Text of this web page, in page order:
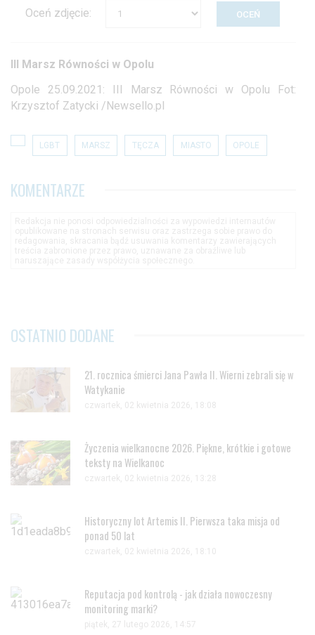
Oceń zdjęcie:
III Marsz Równości w Opolu
Opole 25.09.2021: III Marsz Równości w Opolu Fot:
Krzysztof Zatycki /Newsello.pl
LGBT MARSZ TĘCZA MIASTO OPOLE
KOMENTARZE
OSTATNIO DODANE
21. rocznica śmierci Jana Pawła II. Wierni zebrali się w
Watykanie
czwartek, 02 kwietnia 2026, 18:08
Życzenia wielkanocne 2026. Piękne, krótkie i gotowe
teksty na Wielkanoc
czwartek, 02 kwietnia 2026, 13:28
Historyczny lot Artemis II. Pierwsza taka misja od
ponad 50 lat
czwartek, 02 kwietnia 2026, 18:10
Reputacja pod kontrolą - jak działa nowoczesny
monitoring marki?
piątek, 27 lutego 2026, 14:57